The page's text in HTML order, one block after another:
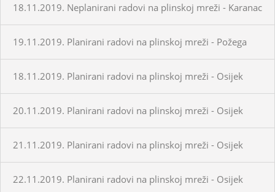
18.11.2019. Neplanirani radovi na plinskoj mreži - Karanac
19.11.2019. Planirani radovi na plinskoj mreži - Požega
18.11.2019. Planirani radovi na plinskoj mreži - Osijek
20.11.2019. Planirani radovi na plinskoj mreži - Osijek
21.11.2019. Planirani radovi na plinskoj mreži - Osijek
22.11.2019. Planirani radovi na plinskoj mreži - Osijek